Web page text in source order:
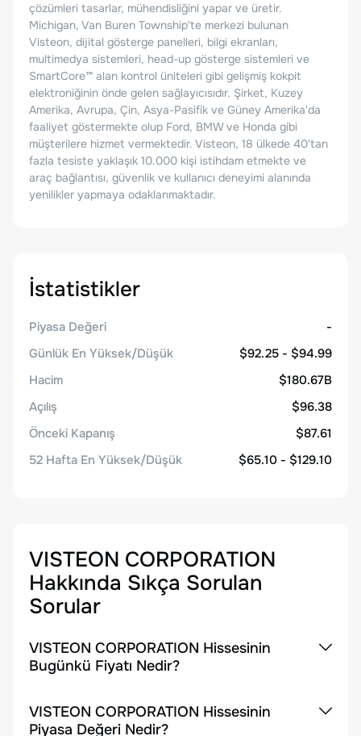
çözümleri tasarlar, mühendisliğini yapar ve üretir.
Michigan, Van Buren Township'te merkezi bulunan
Visteon, dijital gösterge panelleri, bilgi ekranları,
multimedya sistemleri, head-up gösterge sistemleri ve
SmartCore™ alan kontrol üniteleri gibi gelişmiş kokpit
elektroniğinin önde gelen sağlayıcısıdır. Şirket, Kuzey
Amerika, Avrupa, Çin, Asya-Pasifik ve Güney Amerika'da
faaliyet göstermekte olup Ford, BMW ve Honda gibi
müşterilere hizmet vermektedir. Visteon, 18 ülkede 40'tan
fazla tesiste yaklaşık 10.000 kişi istihdam etmekte ve
araç bağlantısı, güvenlik ve kullanıcı deneyimi alanında
yenilikler yapmaya odaklanmaktadır.
İstatistikler
Piyasa Değeri
-
Günlük En Yüksek/Düşük
$92.25 - $94.99
Hacim
$180.67B
Açılış
$96.38
Önceki Kapanış
$87.61
52 Hafta En Yüksek/Düşük
$65.10 - $129.10
VISTEON CORPORATION
Hakkında Sıkça Sorulan
Sorular
VISTEON CORPORATION Hissesinin
Bugünkü Fiyatı Nedir?
VISTEON CORPORATION Hissesinin
Piyasa Değeri Nedir?